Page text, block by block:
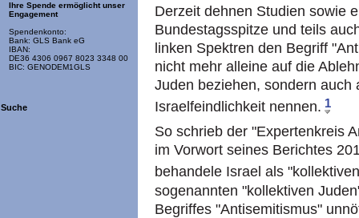
Ihre Spende ermöglicht unser
Engagement
Spendenkonto:
Bank: GLS Bank eG
IBAN:
DE36 4306 0967 8023 3348 00
BIC: GENODEM1GLS
Suche
Derzeit dehnen Studien sowie
Bundestagsspitze und teils
linken Spektren den Begriff
nicht mehr alleine auf die
Juden beziehen, sondern auch
Israelfeindlichkeit nennen. 1
So schrieb der "Expertenkreis
im Vorwort seines Berichtes
behandele Israel als
sogenannten "kollektiven
Begriffes "Antisemitismus"